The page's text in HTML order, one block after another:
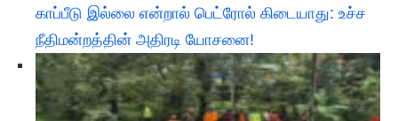
காப்பீடு இல்லை என்றால் பெட்ரோல் கிடையாது: உச்ச
நீதிமன்றத்தின் அதிரடி யோசனை!